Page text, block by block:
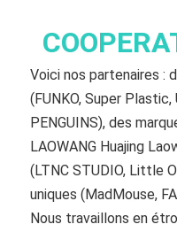
Voici nos partenaires :
(FUNKO, Super Plastic,
PENGUINS), des
LAOWANG Huajing
(LTNC STUDIO, Little
uniques (MadMouse,
Nous travaillons en